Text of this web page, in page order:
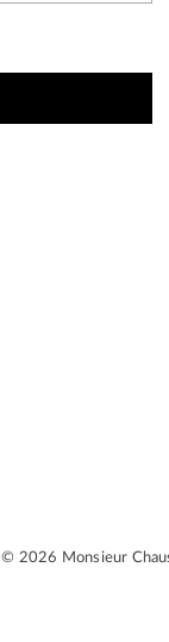
© 2026 Monsieur